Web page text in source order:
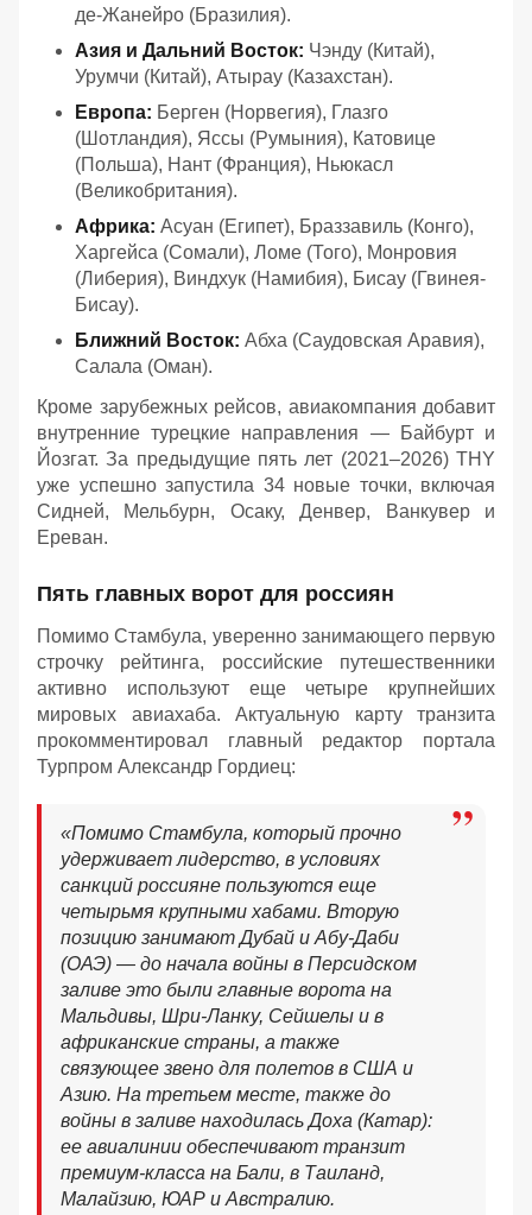
де-Жанейро (Бразилия).
Азия и Дальний Восток: Чэнду (Китай),
Урумчи (Китай), Атырау (Казахстан).
Европа: Берген (Норвегия), Глазго
(Шотландия), Яссы (Румыния), Катовице
(Польша), Нант (Франция), Ньюкасл
(Великобритания).
Африка: Асуан (Египет), Браззавиль (Конго),
Харгейса (Сомали), Ломе (Того), Монровия
(Либерия), Виндхук (Намибия), Бисау (Гвинея-
Бисау).
Ближний Восток: Абха (Саудовская Аравия),
Салала (Оман).
Кроме зарубежных рейсов, авиакомпания добавит
внутренние турецкие направления — Байбурт и
Йозгат. За предыдущие пять лет (2021–2026) THY
уже успешно запустила 34 новые точки, включая
Сидней, Мельбурн, Осаку, Денвер, Ванкувер и
Ереван.
Пять главных ворот для россиян
Помимо Стамбула, уверенно занимающего первую
строчку рейтинга, российские путешественники
активно используют еще четыре крупнейших
мировых авиахаба. Актуальную карту транзита
прокомментировал главный редактор портала
Турпром Александр Гордиец:
«Помимо Стамбула, который прочно
удерживает лидерство, в условиях
санкций россияне пользуются еще
четырьмя крупными хабами. Вторую
позицию занимают Дубай и Абу-Даби
(ОАЭ) — до начала войны в Персидском
заливе это были главные ворота на
Мальдивы, Шри-Ланку, Сейшелы и в
африканские страны, а также
связующее звено для полетов в США и
Азию. На третьем месте, также до
войны в заливе находилась Доха (Катар):
ее авиалинии обеспечивают транзит
премиум-класса на Бали, в Таиланд,
Малайзию, ЮАР и Австралию.